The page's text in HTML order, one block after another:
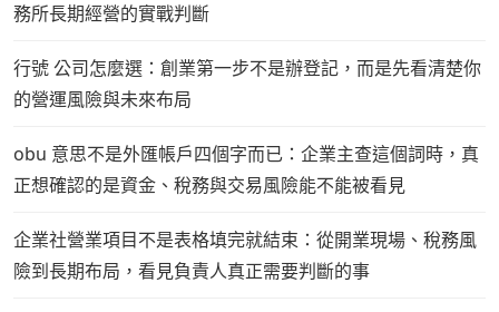
務所長期經營的實戰判斷
行號 公司怎麼選：創業第一步不是辦登記，而是先看清楚你
的營運風險與未來布局
obu 意思不是外匯帳戶四個字而已：企業主查這個詞時，真
正想確認的是資金、稅務與交易風險能不能被看見
企業社營業項目不是表格填完就結束：從開業現場、稅務風
險到長期布局，看見負責人真正需要判斷的事